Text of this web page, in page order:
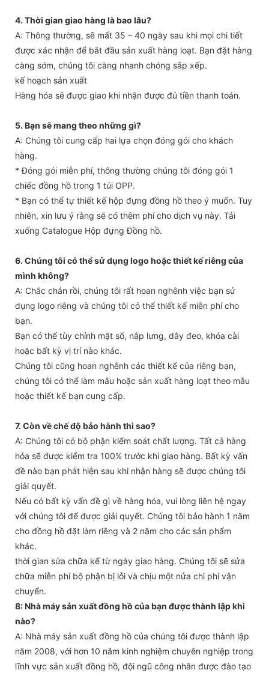
4. Thời gian giao hàng là bao lâu?
A: Thông thường, sẽ mất 35 – 40 ngày sau khi mọi chi tiết
được xác nhận để bắt đầu sản xuất hàng loạt. Bạn đặt hàng
càng sớm, chúng tôi càng nhanh chóng sắp xếp.
kế hoạch sản xuất
Hàng hóa sẽ được giao khi nhận được đủ tiền thanh toán.
5. Bạn sẽ mang theo những gì?
A: Chúng tôi cung cấp hai lựa chọn đóng gói cho khách
hàng.
* Đóng gói miễn phí, thông thường chúng tôi đóng gói 1
chiếc đồng hồ trong 1 túi OPP.
* Bạn có thể tự thiết kế hộp đựng đồng hồ theo ý muốn. Tuy
nhiên, xin lưu ý rằng sẽ có thêm phí cho dịch vụ này. Tải
xuống Catalogue Hộp đựng Đồng hồ.
6. Chúng tôi có thể sử dụng logo hoặc thiết kế riêng của
mình không?
A: Chắc chắn rồi, chúng tôi rất hoan nghênh việc bạn sử
dụng logo riêng và chúng tôi có thể thiết kế miễn phí cho
bạn.
Bạn có thể tùy chỉnh mặt số, nắp lưng, dây đeo, khóa cài
hoặc bất kỳ vị trí nào khác.
Chúng tôi cũng hoan nghênh các thiết kế của riêng bạn,
chúng tôi có thể làm mẫu hoặc sản xuất hàng loạt theo mẫu
hoặc thiết kế bạn cung cấp.
7. Còn về chế độ bảo hành thì sao?
A: Chúng tôi có bộ phận kiểm soát chất lượng. Tất cả hàng
hóa sẽ được kiểm tra 100% trước khi giao hàng. Bất kỳ vấn
đề nào bạn phát hiện sau khi nhận hàng sẽ được chúng tôi
giải quyết.
Nếu có bất kỳ vấn đề gì về hàng hóa, vui lòng liên hệ ngay
với chúng tôi để được giải quyết. Chúng tôi bảo hành 1 năm
cho đồng hồ đặt làm riêng và 2 năm cho các sản phẩm
khác.
thời gian sửa chữa kể từ ngày giao hàng. Chúng tôi sẽ sửa
chữa miễn phí bộ phận bị lỗi và chịu một nửa chi phí vận
chuyển.
8: Nhà máy sản xuất đồng hồ của bạn được thành lập khi
nào?
A: Nhà máy sản xuất đồng hồ của chúng tôi được thành lập
năm 2008, với hơn 10 năm kinh nghiệm chuyên nghiệp trong
lĩnh vực sản xuất đồng hồ, đội ngũ công nhân được đào tạo